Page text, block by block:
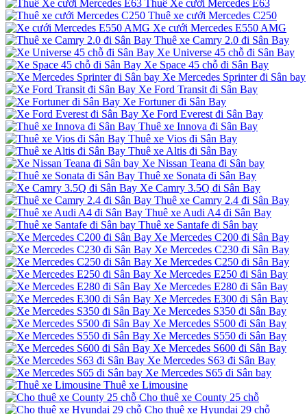
Thuê Xe cưới Mercedes E63
Thuê xe cưới Mercedes C250
Xe cưới Mercedes E550 AMG
Thuê xe Camry 2.0 đi Sân Bay
Xe Universe 45 chỗ đi Sân Bay
Xe Space 45 chỗ đi Sân Bay
Xe Mercedes Sprinter đi Sân bay
Xe Ford Transit đi Sân Bay
Xe Fortuner đi Sân Bay
Xe Ford Everest đi Sân Bay
Thuê xe Innova đi Sân Bay
Thuê xe Vios đi Sân Bay
Thuê xe Altis đi Sân Bay
Xe Nissan Teana đi Sân bay
Thuê xe Sonata đi Sân Bay
Xe Camry 3.5Q đi Sân Bay
Thuê xe Camry 2.4 đi Sân Bay
Thuê xe Audi A4 đi Sân Bay
Thuê xe Santafe đi Sân bay
Xe Mercedes C200 đi Sân Bay
Xe Mercedes C230 đi Sân Bay
Xe Mercedes C250 đi Sân Bay
Xe Mercedes E250 đi Sân Bay
Xe Mercedes E280 đi Sân Bay
Xe Mercedes E300 đi Sân Bay
Xe Mercedes S350 đi Sân Bay
Xe Mercedes S500 đi Sân Bay
Xe Mercedes S550 đi Sân Bay
Xe Mercedes S600 đi Sân Bay
Xe Mercedes S63 đi Sân Bay
Xe Mercedes S65 đi Sân bay
Thuê xe Limousine
Cho thuê xe County 25 chỗ
Cho thuê xe Hyundai 29 chỗ